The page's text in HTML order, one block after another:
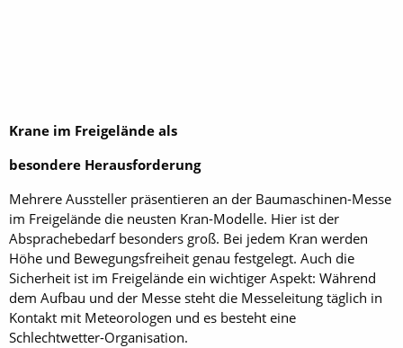
Krane im Freigelände als
besondere Herausforderung
Mehrere Aussteller präsentieren an der Baumaschinen-Messe
im Freigelände die neusten Kran-Modelle. Hier ist der
Absprachebedarf besonders groß. Bei jedem Kran werden
Höhe und Bewegungsfreiheit genau festgelegt. Auch die
Sicherheit ist im Freigelände ein wichtiger Aspekt: Während
dem Aufbau und der Messe steht die Messeleitung täglich in
Kontakt mit Meteorologen und es besteht eine
Schlechtwetter-Organisation.